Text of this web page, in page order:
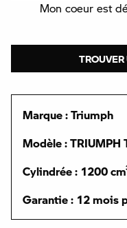
Mon coeur est
Marque : Triumph
Modèle : TRIUMPH
Cylindrée : 1200
Garantie : 12 mois